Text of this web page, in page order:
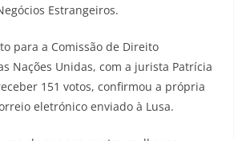
Estrangeiros.
para a Comissão de Direito
Nações Unidas, com a jurista Patrícia
151 votos, confirmou a própria
eletrónico enviado à Lusa.